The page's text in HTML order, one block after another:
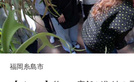
福岡糸島市